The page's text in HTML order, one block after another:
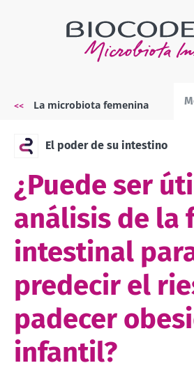
de
ayuda
la
navegación
La microbiota femenina
El poder de su intestino
¿Puede ser
análisis de la
intestinal
predecir el
padecer
infantil?